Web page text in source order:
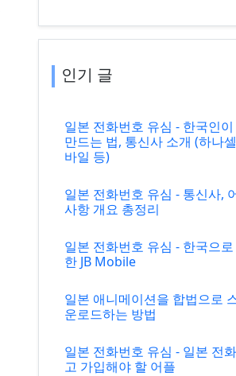
인기 글
일본 전화번호 유심 - 한국인
만드는 법, 통신사 소개 (하나
바일 등)
일본 전화번호 유심 - 통신사,
사항 개요 총정리
일본 전화번호 유심 - 한국으
한 JB Mobile
일본 애니메이션을 합법으로
운로드하는 방법
일본 전화번호 유심 - 일본 전
고 가입해야 할 어플